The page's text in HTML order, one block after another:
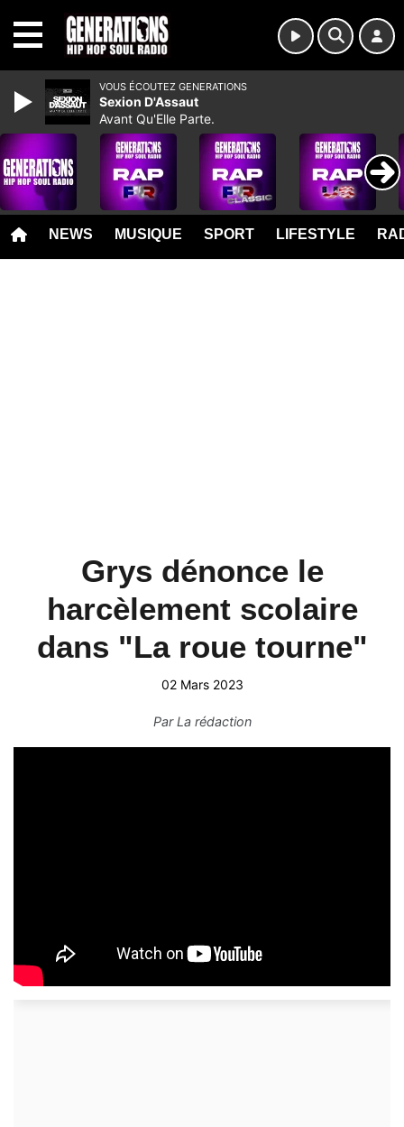
NEWS MUSIQUE SPORT LIFESTYLE
Grys dénonce le
harcèlement scolaire
dans "La roue tourne"
02 Mars 2023
ParLa rédaction
VOUS ÉCOUTEZ GENERATIONS
Sexion D'Assaut
Avant Qu'Elle Parte.